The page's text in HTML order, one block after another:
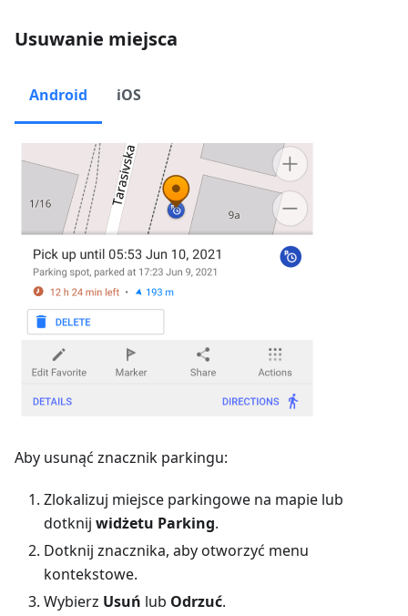
Usuwanie miejsca
Android iOS
Aby usunąć znacznik parkingu:
Zlokalizuj miejsce parkingowe na mapie lub
dotknij widżetu Parking.
Dotknij znacznika, aby otworzyć menu
kontekstowe.
Wybierz Usuń lub Odrzuć.